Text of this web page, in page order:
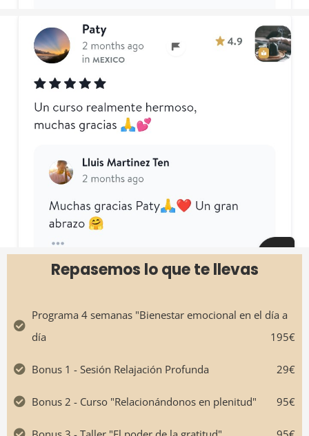
Repasemos lo que te llevas
Programa 4 semanas "Bienestar emocional en el día a
día
195€
Bonus 1 - Sesión Relajación Profunda 29€
Bonus 2 - Curso "Relacionándonos en plenitud" 95€